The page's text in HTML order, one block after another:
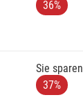
36%
Sie sparen
37%